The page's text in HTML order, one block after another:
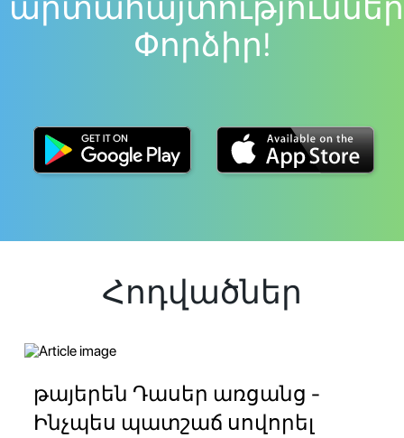
Փորձիր!
Հոդվածներ
թայերեն Դասեր առցանց -
Ինչպես պատշաճ սովորել